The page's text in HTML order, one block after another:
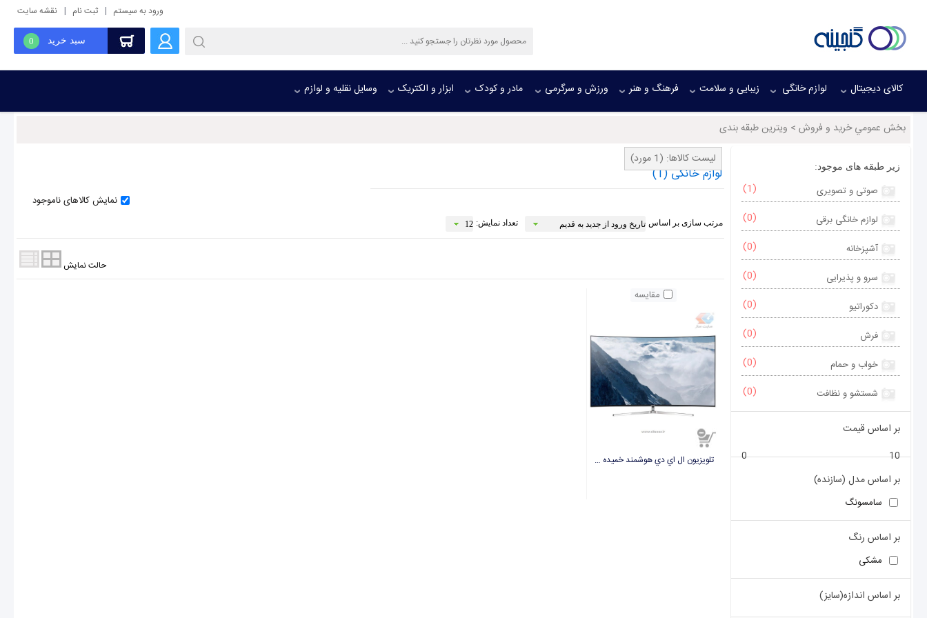
ورود به سیستم | ثبت نام | نقشه سایت
سبد خرید 0
کالای دیجیتال لوازم خانگی زیبایی و سلامت فرهنگ و هنر ورزش و سرگرمی مادر و کودک ابزار و الکتریک وسایل نقلیه و لوازم
بخش عمومي خريد و فروش > ویترین طبقه بندی
زیر طبقه های موجود:
صوتی و تصویری (1)
لوازم خانگی برقی (0)
آشپزخانه (0)
سرو و پذیرایی (0)
دکوراتیو (0)
فرش (0)
خواب و حمام (0)
شستشو و نظافت (0)
بر اساس قیمت
10
0
بر اساس مدل (سازنده)
سامسونگ
بر اساس رنگ
مشکی
بر اساس اندازه(سایز)
لیست کالاها: (1 مورد)
لوازم خانگی(1)
نمایش کالاهای ناموجود
مرتب سازی بر اساس تعداد نمایش:
حالت نمایش
مقایسه
تلويزيون ال اي دي هوشمند خميده سامسونگ مدل 88KS9800 سايز 88 اينچ